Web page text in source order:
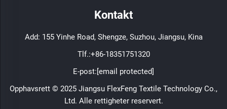
Kontakt
Add: 155 Yinhe Road, Shengze, Suzhou, Jiangsu, Kina
Tlf.:+86-18351751320
E-post:[email protected]
Opphavsrett © 2025 Jiangsu FlexFeng Textile Technology Co.,
Ltd. Alle rettigheter reservert.